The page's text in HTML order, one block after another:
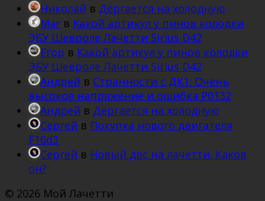
Николай в Дёргается на холодную
Mar в Какой артикул у пинов колодки
ЭБУ Шевроле Лачетти Sirius D42
Егор в Какой артикул у пинов колодки
ЭБУ Шевроле Лачетти Sirius D42
Андрей в Странности с ДК1: Очень
высокое напряжение и ошибка Р0132
Андрей в Дёргается на холодную
Сергей в Покупка нового двигателя
F16d3
Сергей в Новый двс на лачетти. Каков
он?
© 2026 Мой Лачетти